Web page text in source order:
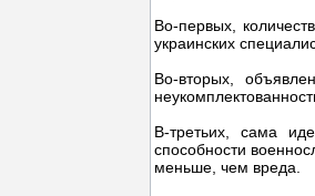
Во-первых,
украинских
Во-вторых,
В-третьих, сама
способности
меньше, чем вреда.